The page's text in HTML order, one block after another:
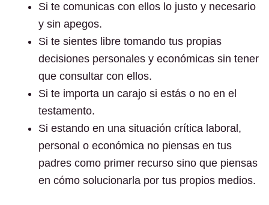
Si te comunicas con ellos lo justo y necesario
y sin apegos.
Si te sientes libre tomando tus propias
decisiones personales y económicas sin tener
que consultar con ellos.
Si te importa un carajo si estás o no en el
testamento.
Si estando en una situación crítica laboral,
personal o económica no piensas en tus
padres como primer recurso sino que piensas
en cómo solucionarla por tus propios medios.